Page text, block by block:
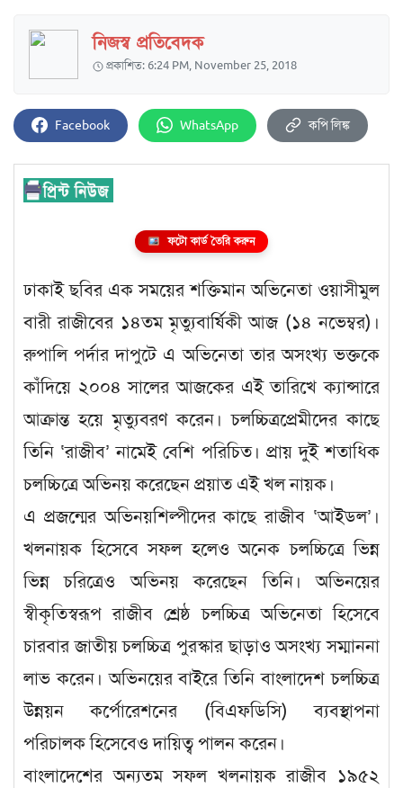
নিজস্ব প্রতিবেদক
প্রকাশিত: 6:24 PM, November 25, 2018
Facebook WhatsApp কপি লিঙ্ক
ফটো কার্ড তৈরি করুন
ঢাকাই ছবির এক সময়ের শক্তিমান অভিনেতা ওয়াসীমুল
বারী রাজীবের ১৪তম মৃত্যুবার্ষিকী আজ (১৪ নভেম্বর)।
রুপালি পর্দার দাপুটে এ অভিনেতা তার অসংখ্য ভক্তকে
কাঁদিয়ে ২০০৪ সালের আজকের এই তারিখে ক্যান্সারে
আক্রান্ত হয়ে মৃত্যুবরণ করেন। চলচ্চিত্রপ্রেমীদের কাছে
তিনি ‘রাজীব’ নামেই বেশি পরিচিত। প্রায় দুই শতাধিক
চলচ্চিত্রে অভিনয় করেছেন প্রয়াত এই খল নায়ক।
এ প্রজন্মের অভিনয়শিল্পীদের কাছে রাজীব ‘আইডল’।
খলনায়ক হিসেবে সফল হলেও অনেক চলচ্চিত্রে ভিন্ন
ভিন্ন চরিত্রেও অভিনয় করেছেন তিনি। অভিনয়ের
স্বীকৃতিস্বরূপ রাজীব শ্রেষ্ঠ চলচ্চিত্র অভিনেতা হিসেবে
চারবার জাতীয় চলচ্চিত্র পুরস্কার ছাড়াও অসংখ্য সম্মাননা
লাভ করেন। অভিনয়ের বাইরে তিনি বাংলাদেশ চলচ্চিত্র
উন্নয়ন কর্পোরেশনের (বিএফডিসি) ব্যবস্থাপনা
পরিচালক হিসেবেও দায়িত্ব পালন করেন।
বাংলাদেশের অন্যতম সফল খলনায়ক রাজীব ১৯৫২